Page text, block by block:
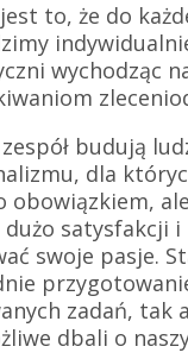
to, że do
wychodząc
budują
dla
obowiązkiem,
dużo satysfakcji i
swoje pasje.
zadań, tak
dbali o